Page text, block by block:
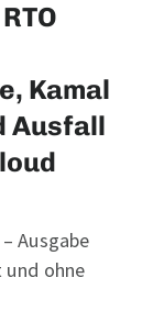
Kamal
Ausfall
Ausgabe
und ohne